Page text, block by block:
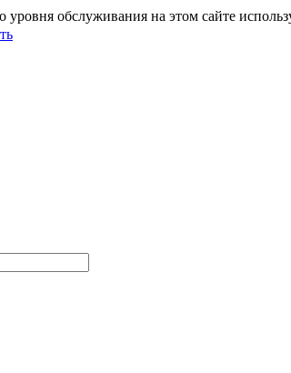
уровня обслуживания на этом сайте